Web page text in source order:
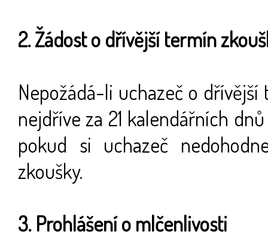
2. Žádost o dřívější termín
Nepožádá-li uchazeč o
nejdříve za 21 kalendářních
pokud si uchazeč
zkoušky.
3. Prohlášení o mlčenlivosti